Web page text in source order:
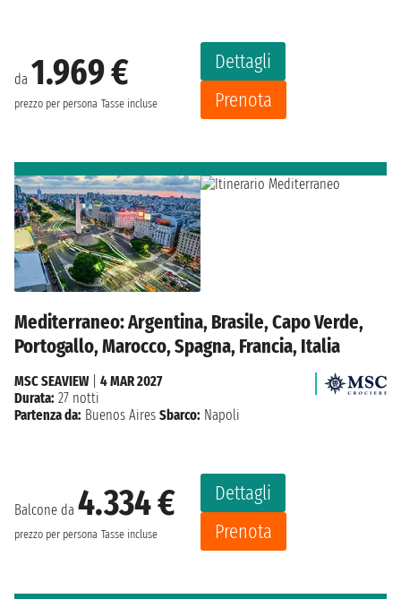
da 1.969 €
prezzo per persona Tasse incluse
Dettagli
Prenota
Mediterraneo: Argentina, Brasile, Capo Verde,
Portogallo, Marocco, Spagna, Francia, Italia
Balcone da 4.334 €
prezzo per persona Tasse incluse
Dettagli
Prenota
MSC SEAVIEW| 4 MAR 2027
Durata: 27 notti
Partenza da: Buenos Aires Sbarco: Napoli